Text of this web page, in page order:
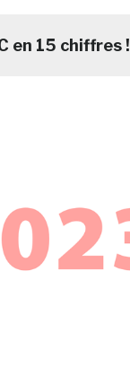
en 15 chiffres !